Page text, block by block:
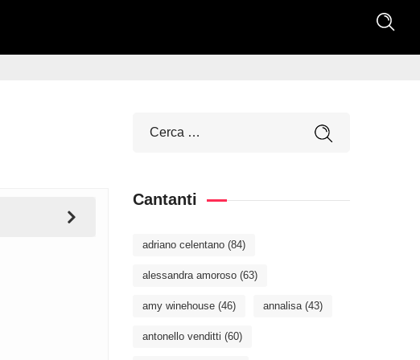
Cantanti
adriano celentano (84)
alessandra amoroso (63)
amy winehouse (46) annalisa(43)
antonello venditti (60)